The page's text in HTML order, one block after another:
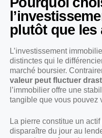
plutôt que les
L’investissement
distinctes qui le
marché boursier.
valeur peut fluctuer
l’immobilier offre une
tangible que vous pouvez
La pierre constitue un
disparaître du jour au